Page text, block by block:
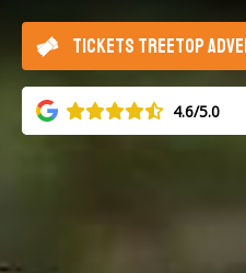
4.6/5.0
TICKETS TREETOP